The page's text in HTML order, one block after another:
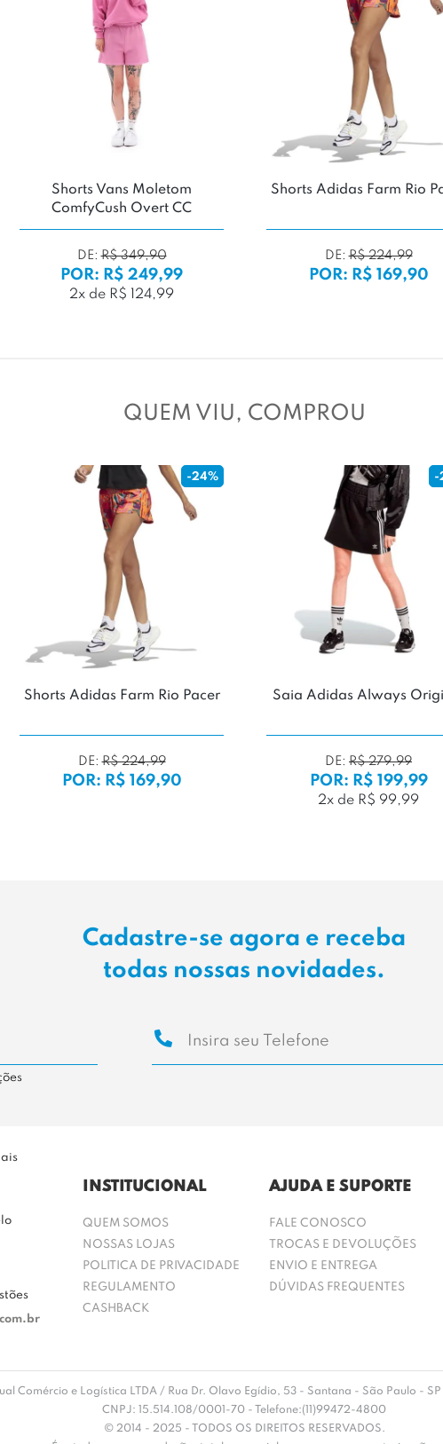
Shorts Vans Moletom
ComfyCush Overt CC
DE:R$ 349,90
POR: R$ 249,99
2x de R$ 124,99
Shorts Adidas Farm Rio
DE:R$ 224,99
POR: R$ 169,90
QUEM VIU, COMPROU
-24%
Shorts Adidas Farm Rio Pacer
DE:R$ 224,99
POR: R$ 169,90
-
Saia Adidas Always
DE: R$ 279,99
POR: R$ 199,99
2x de R$ 99,99
Cadastre-se agora e receba
todas nossas novidades.
INSTITUCIONAL
QUEM SOMOS
NOSSAS LOJAS
POLITICA DE PRIVACIDADE
REGULAMENTO
CASHBACK
AJUDA E SUPORTE
FALE CONOSCO
TROCAS E DEVOLUÇÕES
ENVIO E ENTREGA
DÚVIDAS FREQUENTES
Comércio e Logística LTDA / Rua Dr. Olavo Egídio, 53 - Santana - São Paulo -
CNPJ: 15.514.108/0001-70 - Telefone:(11)99472-4800
© 2014 - 2025 - TODOS OS DIREITOS RESERVADOS.